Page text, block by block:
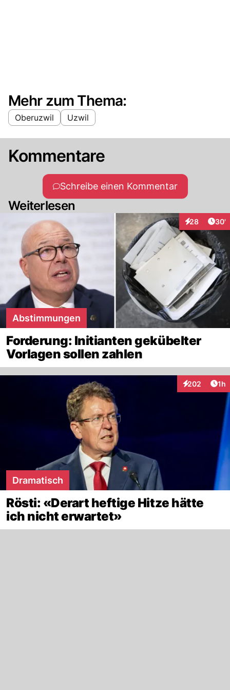
Mehr zum Thema:
Oberuzwil Uzwil
Kommentare
Schreibe einen Kommentar
Weiterlesen
28
Interaktionen
30'
Abstimmungen
Forderung: Initianten gekübelter
Vorlagen sollen zahlen
202
Interaktionen
1h
Dramatisch
Rösti: «Derart heftige Hitze hätte
ich nicht erwartet»